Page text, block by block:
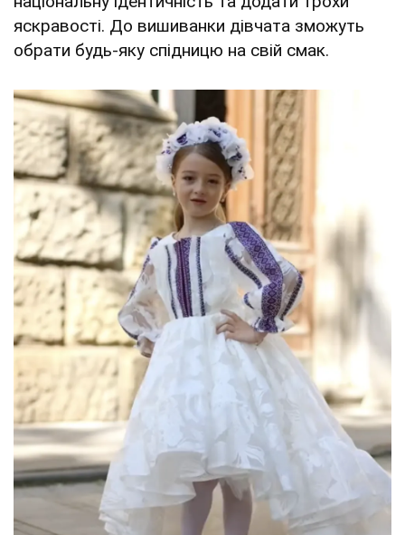
яскравості. До вишиванки дівчата зможуть
обрати будь-яку спідницю на свій смак.